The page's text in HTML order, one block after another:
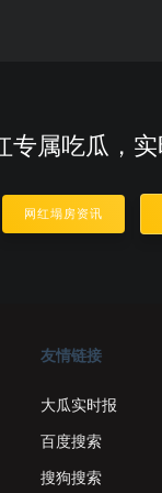
专属吃瓜，
网红塌房资讯
友情链接
大瓜实时报
百度搜索
搜狗搜索